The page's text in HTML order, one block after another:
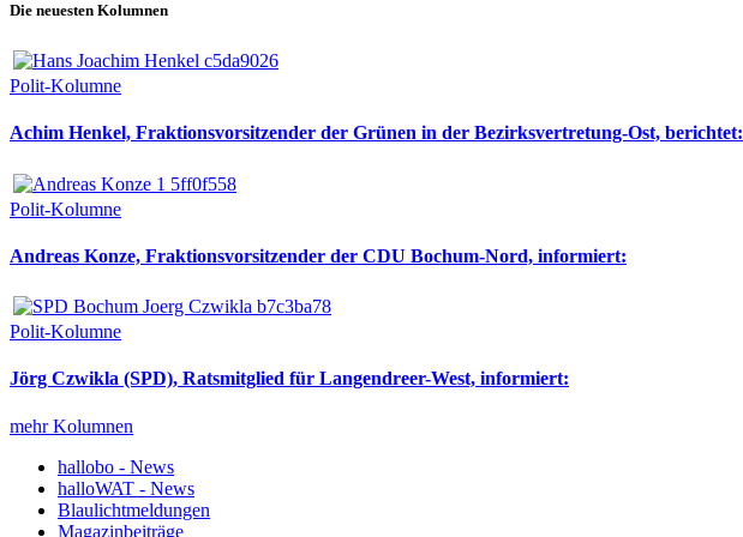
Die neuesten Kolumnen
Polit-Kolumne
Achim Henkel, Fraktionsvorsitzender der Grünen in der Bezirksvertretung-Ost, berichtet:
Polit-Kolumne
Andreas Konze, Fraktionsvorsitzender der CDU Bochum-Nord, informiert:
Polit-Kolumne
Jörg Czwikla (SPD), Ratsmitglied für Langendreer-West, informiert:
mehr Kolumnen
hallobo - News
halloWAT - News
Blaulichtmeldungen
Magazinbeiträge